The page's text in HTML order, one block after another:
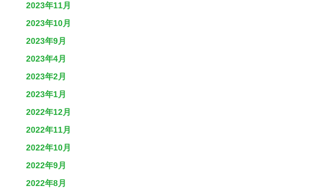
2023年11月
2023年10月
2023年9月
2023年4月
2023年2月
2023年1月
2022年12月
2022年11月
2022年10月
2022年9月
2022年8月